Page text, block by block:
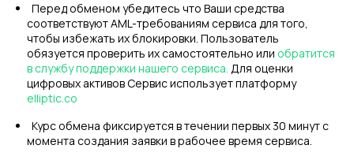
Перед обменом убедитесь что Ваши средства
соответствуют AML-требованиям сервиса для того,
чтобы избежать их блокировки. Пользователь
обязуется проверить их самостоятельно или обратится
в службу поддержки нашего сервиса. Для оценки
цифровых активов Сервис использует платформу
elliptic.co
Курс обмена фиксируется в течении первых 30 минут с
момента создания заявки в рабочее время сервиса.